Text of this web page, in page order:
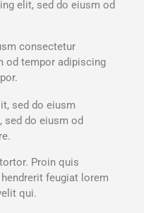
elit, sed do eiusm od
consectetur
od tempor adipiscing
sed do eiusm
do eiusm od
Proin quis
feugiat lorem
qui.